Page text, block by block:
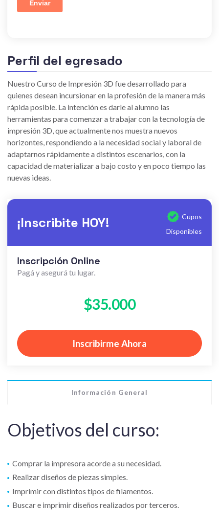
Perfil del egresado
Nuestro Curso de Impresión 3D fue desarrollado para
quienes desean incursionar en la profesión de la manera más
rápida posible. La intención es darle al alumno las
herramientas para comenzar a trabajar con la tecnología de
impresión 3D, que actualmente nos muestra nuevos
horizontes, respondiendo a la necesidad social y laboral de
adaptarnos rápidamente a distintos escenarios, con la
capacidad de materializar a bajo costo y en poco tiempo las
nuevas ideas.
¡Inscribite HOY!
Cupos
Disponibles
Inscripción Online
Pagá y asegurá tu lugar.
$35.000
Inscribirme Ahora
Información General
Objetivos del curso:
Comprar la impresora acorde a su necesidad.
Realizar diseños de piezas simples.
Imprimir con distintos tipos de filamentos.
Buscar e imprimir diseños realizados por terceros.